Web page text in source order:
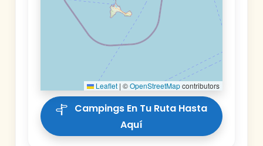
Leaflet | ©OpenStreetMapcontributors
Aquí